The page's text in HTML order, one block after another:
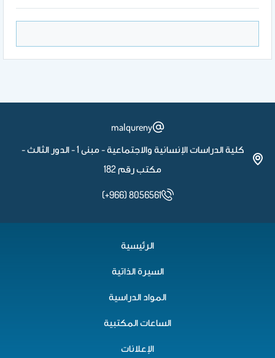
malqureny
كلية الدراسات الإنسانية والاجتماعية - مبنى 1 - الدور الثالث -
مكتب رقم 182
(+966) 8056561
الرئيسية
السيرة الذاتية
المواد الدراسية
الساعات المكتبية
الإعلانات